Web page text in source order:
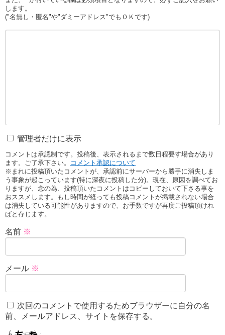
します。
("名無し・匿名"や"ダミーアドレス"でもＯＫです)
管理者だけに表示
コメントは承認制です。投稿後、表示されるまで数日程要す場合があり
ます。ご了承下さい。
コメント承認について
※まれに投稿頂いたコメントが、承認前にサーバーから勝手に消失しま
う事象が起こっています(特に深夜に投稿した分)。現在、原因を調べてお
りますが、念の為、投稿頂いたコメントはコピーしておいて下さる事を
おススメします。もし時間が経っても投稿コメントが掲載されない場合
は消失している可能性がありますので、お手数ですが再度ご投稿頂けれ
ばと存じます。
名前 ※
メール ※
次回のコメントで使用するためブラウザーに自分の名
前、メールアドレス、サイトを保存する。